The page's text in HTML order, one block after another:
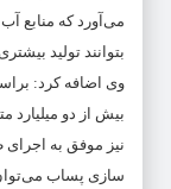
می‌آورد که منابع آب
بتوانند تولید
وی اضافه کرد:
بیش از دو میلیارد
نیز موفق به اجرای
سازی پساب می‌توان